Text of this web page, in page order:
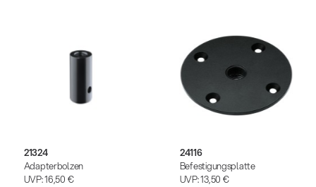
21324
Adapterbolzen
UVP:16,50 €
24116
Befestigungsplatte
UVP:13,50 €